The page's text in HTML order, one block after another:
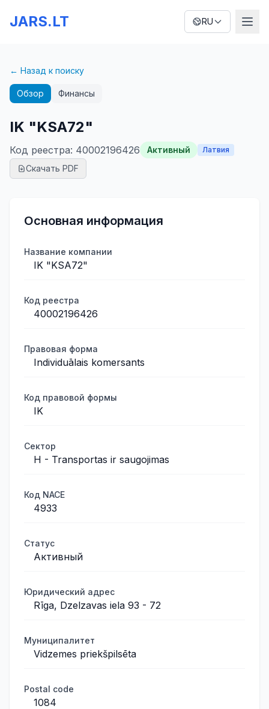
JARS.LT RU
← Назад к поиску
Обзор Финансы
IK "KSA72"
Код реестра: 40002196426 Активный Латвия
Скачать PDF
Основная информация
Название компании
IK "KSA72"
Код реестра
40002196426
Правовая форма
Individuālais komersants
Код правовой формы
IK
Сектор
H - Transportas ir saugojimas
Код NACE
4933
Статус
Активный
Юридический адрес
Rīga, Dzelzavas iela 93 - 72
Муниципалитет
Vidzemes priekšpilsēta
Postal code
1084